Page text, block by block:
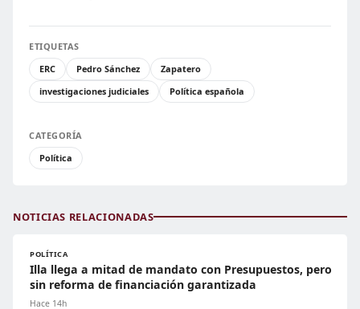
ETIQUETAS
ERC
Pedro Sánchez
Zapatero
investigaciones judiciales
Política española
CATEGORÍA
Política
NOTICIAS RELACIONADAS
POLÍTICA
Illa llega a mitad de mandato con Presupuestos, pero
sin reforma de financiación garantizada
Hace 14h